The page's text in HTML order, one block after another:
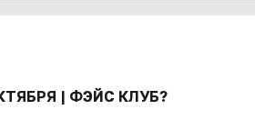
| ФЭЙС КЛУБ?